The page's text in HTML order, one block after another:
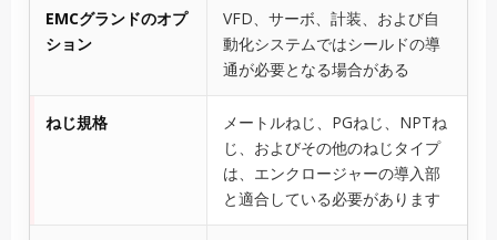
EMCグランドのオプ
ション
VFD、サーボ、計装、および自
動化システムではシールドの導
通が必要となる場合がある
ねじ規格
メートルねじ、PGねじ、NPTね
じ、およびその他のねじタイプ
は、エンクロージャーの導入部
と適合している必要があります